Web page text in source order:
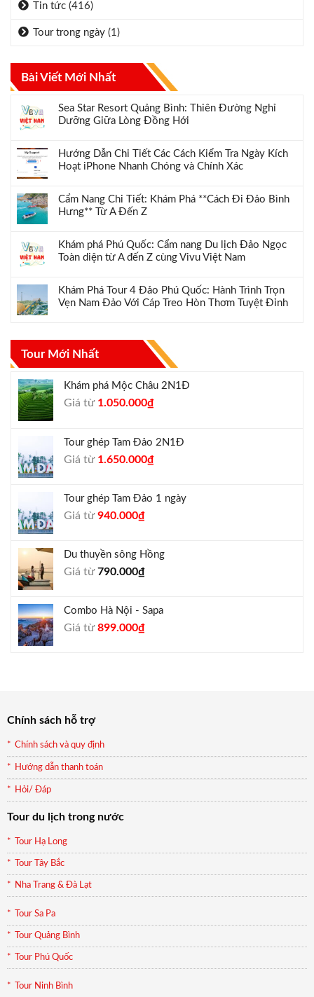
Tin tức (416)
Tour trong ngày (1)
Bài Viết Mới Nhất
Sea Star Resort Quảng Bình: Thiên Đường Nghỉ
Dưỡng Giữa Lòng Đồng Hới
Hướng Dẫn Chi Tiết Các Cách Kiểm Tra Ngày Kích
Hoạt iPhone Nhanh Chóng và Chính Xác
Cẩm Nang Chi Tiết: Khám Phá **Cách Đi Đảo Bình
Hưng** Từ A Đến Z
Khám phá Phú Quốc: Cẩm nang Du lịch Đảo Ngọc
Toàn diện từ A đến Z cùng Vivu Việt Nam
Khám Phá Tour 4 Đảo Phú Quốc: Hành Trình Trọn
Vẹn Nam Đảo Với Cáp Treo Hòn Thơm Tuyệt Đỉnh
Tour Mới Nhất
Khám phá Mộc Châu 2N1Đ
Giá từ Giá
1.300.000₫.
1.050.000₫Giá
là:
Tour ghép Tam Đảo 2N1Đ
Giá từ Giá
1.800.000₫.
1.650.000₫Giá
là:
Tour ghép Tam Đảo 1 ngày
Giá từGiá
1.000.000₫.
940.000₫Giá
là:
Du thuyền sông Hồng
Giá từ790.000₫
Combo Hà Nội - Sapa
Giá từGiá
899.000₫Giá
Chính sách hỗ trợ
Chính sách và quy định
Hướng dẫn thanh toán
Hỏi/ Đáp
Tour du lịch trong nước
Tour Hạ Long
Tour Tây Bắc
Nha Trang & Đà Lạt
Tour Sa Pa
Tour Quảng Bình
Tour Phú Quốc
Tour Ninh Bình